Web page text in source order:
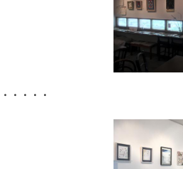
・・・・